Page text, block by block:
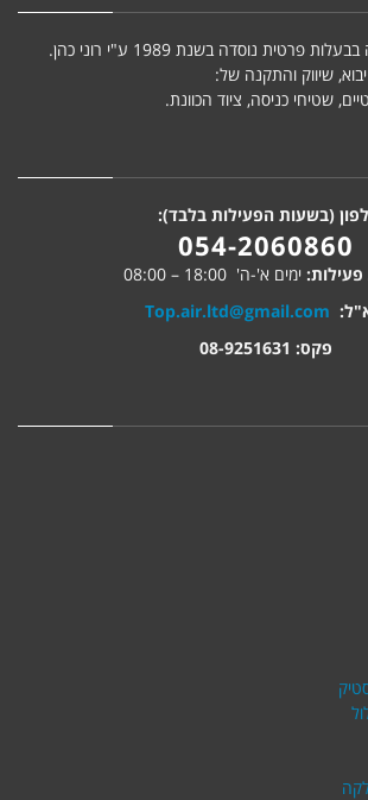
טופ אייר בע"מ – חברה בבעלות פרטית נוסדה בשנת 1989 ע"י רוני כהן.
שיווק והתקנה של:
שטיחי כניסה, ציוד הכוונת.
(בשעות הפעילות בלבד):
054-2060860
ימים א'-ה' 18:00 – 08:00
Top.air.ltd@gmail.com
פקס: 08-9251631